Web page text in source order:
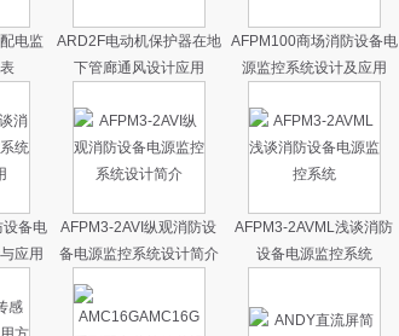
电监
ARD2F电动机保护器在地
下管廊通风设计应用
AFPM100商场消防设备电
源监控系统设计及应用
备电
应用
AFPM3-2AVI纵观消防设
备电源监控系统设计简介
AFPM3-2AVML浅谈消防
设备电源监控系统